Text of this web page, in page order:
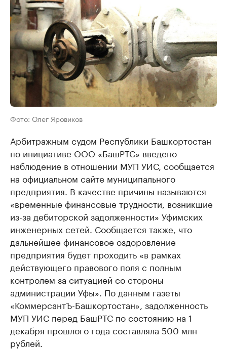
Фото: Олег Яровиков
Арбитражным судом Республики Башкортостан
по инициативе ООО «БашРТС» введено
наблюдение в отношении МУП УИС, сообщается
на официальном сайте муниципального
предприятия. В качестве причины называются
«временные финансовые трудности, возникшие
из-за дебиторской задолженности» Уфимских
инженерных сетей. Сообщается также, что
дальнейшее финансовое оздоровление
предприятия будет проходить «в рамках
действующего правового поля с полным
контролем за ситуацией со стороны
администрации Уфы». По данным газеты
«КоммерсантЪ-Башкортостан», задолженность
МУП УИС перед БашРТС по состоянию на 1
декабря прошлого года составляла 500 млн
рублей.